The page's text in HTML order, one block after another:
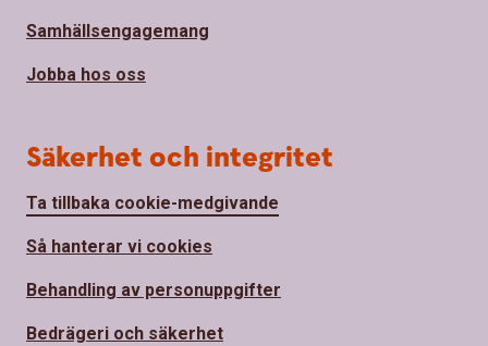
Samhällsengagemang
Jobba hos oss
Säkerhet och integritet
Ta tillbaka cookie-medgivande
Så hanterar vi cookies
Behandling av personuppgifter
Bedrägeri och säkerhet